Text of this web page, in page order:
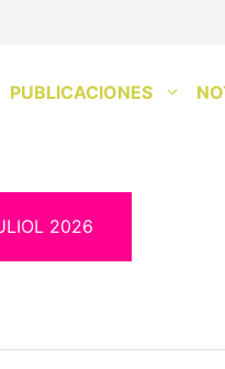
PUBLICACIONES
2026